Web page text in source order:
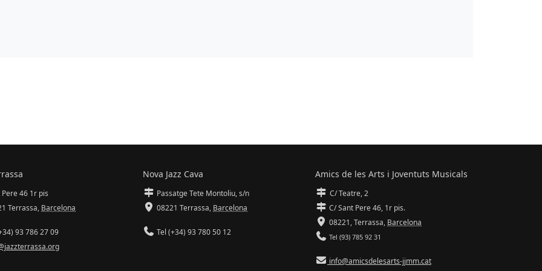
Pere 46 1r pis
Terrassa, Barcelona
93 786 27 09
Nova Jazz Cava
Passatge Tete Montoliu, s/n
08221 Terrassa, Barcelona
Tel (+34) 93 780 50 12
Amics de les Arts i Joventuts Musicals
C/ Teatre, 2
C/ Sant Pere 46, 1r pis.
08221,Terrassa, Barcelona
Tel (93) 785 92 31
info@amicsdelesarts-jjmm.cat